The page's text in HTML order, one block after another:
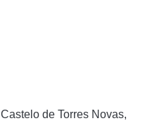
de Torres Novas,